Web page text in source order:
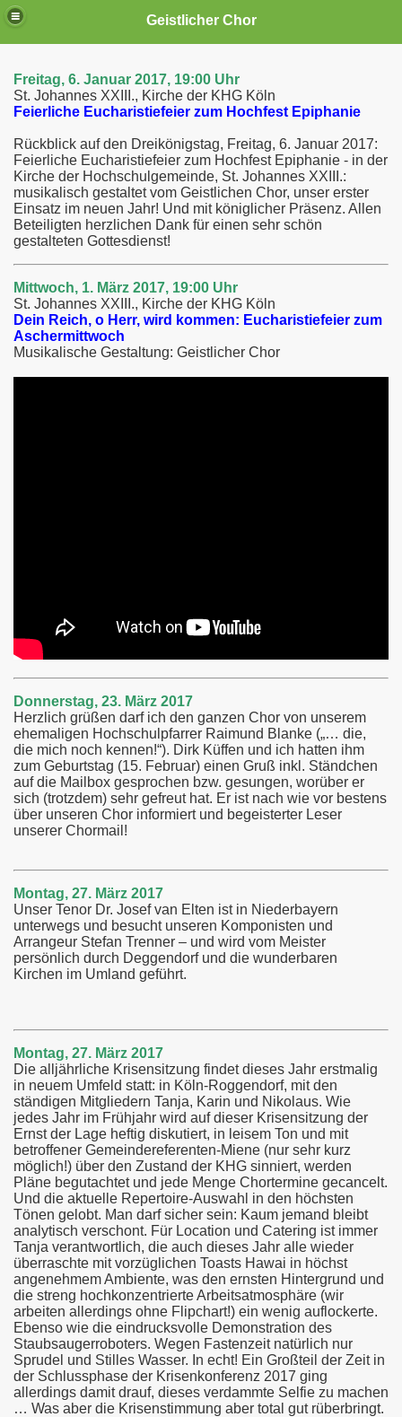
Geistlicher Chor
Freitag, 6. Januar 2017, 19:00 Uhr
St. Johannes XXIII., Kirche der KHG Köln
Feierliche Eucharistiefeier zum Hochfest Epiphanie
Rückblick auf den Dreikönigstag, Freitag, 6. Januar 2017:
Feierliche Eucharistiefeier zum Hochfest Epiphanie - in der
Kirche der Hochschulgemeinde, St. Johannes XXIII.:
musikalisch gestaltet vom Geistlichen Chor, unser erster
Einsatz im neuen Jahr! Und mit königlicher Präsenz. Allen
Beteiligten herzlichen Dank für einen sehr schön
gestalteten Gottesdienst!
Mittwoch, 1. März 2017, 19:00 Uhr
St. Johannes XXIII., Kirche der KHG Köln
Dein Reich, o Herr, wird kommen: Eucharistiefeier zum
Aschermittwoch
Musikalische Gestaltung: Geistlicher Chor
Donnerstag, 23. März 2017
Herzlich grüßen darf ich den ganzen Chor von unserem
ehemaligen Hochschulpfarrer Raimund Blanke („… die,
die mich noch kennen!“). Dirk Küffen und ich hatten ihm
zum Geburtstag (15. Februar) einen Gruß inkl. Ständchen
auf die Mailbox gesprochen bzw. gesungen, worüber er
sich (trotzdem) sehr gefreut hat. Er ist nach wie vor bestens
über unseren Chor informiert und begeisterter Leser
unserer Chormail!
Montag, 27. März 2017
Unser Tenor Dr. Josef van Elten ist in Niederbayern
unterwegs und besucht unseren Komponisten und
Arrangeur Stefan Trenner – und wird vom Meister
persönlich durch Deggendorf und die wunderbaren
Kirchen im Umland geführt.
Montag, 27. März 2017
Die alljährliche Krisensitzung findet dieses Jahr erstmalig
in neuem Umfeld statt: in Köln-Roggendorf, mit den
ständigen Mitgliedern Tanja, Karin und Nikolaus. Wie
jedes Jahr im Frühjahr wird auf dieser Krisensitzung der
Ernst der Lage heftig diskutiert, in leisem Ton und mit
betroffener Gemeindereferenten-Miene (nur sehr kurz
möglich!) über den Zustand der KHG sinniert, werden
Pläne begutachtet und jede Menge Chortermine gecancelt.
Und die aktuelle Repertoire-Auswahl in den höchsten
Tönen gelobt. Man darf sicher sein: Kaum jemand bleibt
analytisch verschont. Für Location und Catering ist immer
Tanja verantwortlich, die auch dieses Jahr alle wieder
überraschte mit vorzüglichen Toasts Hawai in höchst
angenehmem Ambiente, was den ernsten Hintergrund und
die streng hochkonzentrierte Arbeitsatmosphäre (wir
arbeiten allerdings ohne Flipchart!) ein wenig auflockerte.
Ebenso wie die eindrucksvolle Demonstration des
Staubsaugerroboters. Wegen Fastenzeit natürlich nur
Sprudel und Stilles Wasser. In echt! Ein Großteil der Zeit in
der Schlussphase der Krisenkonferenz 2017 ging
allerdings damit drauf, dieses verdammte Selfie zu machen
… Was aber die Krisenstimmung aber total gut rüberbringt.